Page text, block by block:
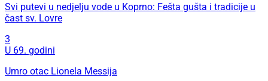
Svi putevi u nedjelju vode u Koprno: Fešta gušta i tradicije u
čast sv. Lovre
3
U 69. godini
Umro otac Lionela Messija